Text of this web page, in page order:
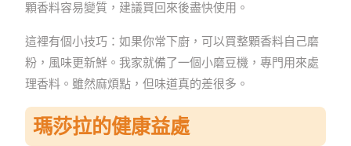
顆香料容易變質，建議買回來後盡快使用。
這裡有個小技巧：如果你常下廚，可以買整顆香料自己磨
粉，風味更新鮮。我家就備了一個小磨豆機，專門用來處
理香料。雖然麻煩點，但味道真的差很多。
瑪莎拉的健康益處